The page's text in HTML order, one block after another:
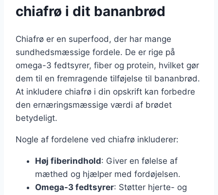
chiafrø i dit bananbrød
Chiafrø er en superfood, der har mange
sundhedsmæssige fordele. De er rige på
omega-3 fedtsyrer, fiber og protein, hvilket gør
dem til en fremragende tilføjelse til bananbrød.
At inkludere chiafrø i din opskrift kan forbedre
den ernæringsmæssige værdi af brødet
betydeligt.
Nogle af fordelene ved chiafrø inkluderer:
Høj fiberindhold: Giver en følelse af
mæthed og hjælper med fordøjelsen.
Omega-3 fedtsyrer: Støtter hjerte- og